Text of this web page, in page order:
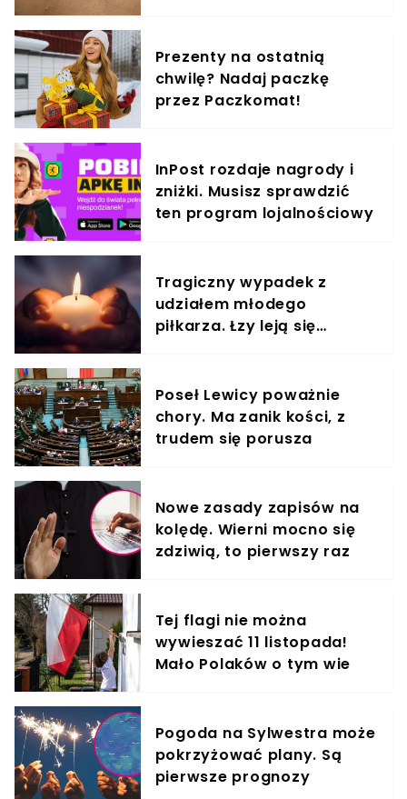
Prezenty na ostatnią
chwilę? Nadaj paczkę
przez Paczkomat!
InPost rozdaje nagrody i
zniżki. Musisz sprawdzić
ten program lojalnościowy
Tragiczny wypadek z
udziałem młodego
piłkarza. Łzy leją się
Poseł Lewicy poważnie
chory. Ma zanik kości, z
trudem się porusza
Nowe zasady zapisów na
kolędę. Wierni mocno się
zdziwią, to pierwszy raz
Tej flagi nie można
wywieszać 11 listopada!
Mało Polaków o tym wie
Pogoda na Sylwestra może
pokrzyżować plany. Są
pierwsze prognozy